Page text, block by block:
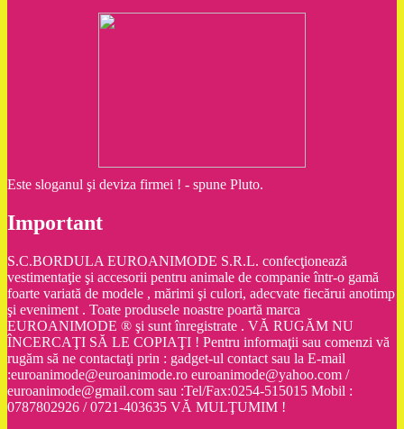
Este sloganul şi deviza firmei ! - spune Pluto.
Important
S.C.BORDULA EUROANIMODE S.R.L. confecţionează
vestimentaţie şi accesorii pentru animale de companie într-o gamă
foarte variată de modele , mărimi şi culori, adecvate fiecărui anotimp
şi eveniment . Toate produsele noastre poartă marca
EUROANIMODE ® şi sunt înregistrate . VĂ RUGĂM NU
ÎNCERCAŢI SĂ LE COPIAŢI ! Pentru informaţii sau comenzi vă
rugăm să ne contactaţi prin : gadget-ul contact sau la E-mail
:euroanimode@euroanimode.ro euroanimode@yahoo.com /
euroanimode@gmail.com sau :Tel/Fax:0254-515015 Mobil :
0787802926 / 0721-403635 VĂ MULŢUMIM !